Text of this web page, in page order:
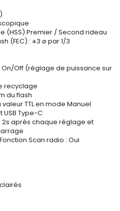
(HSS) Premier / Second rideau
(FEC) : ±3 ø par 1/3
Off (réglage de puissance sur
recyclage
du flash
TTL en mode Manuel
USB Type-C
après chaque réglage et
Scan radio : Oui